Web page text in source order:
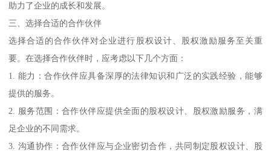
助力了企业的成长和发展。
三、选择合适的合作伙伴
选择合适的合作伙伴对企业进行股权设计、股权激励服务至关重
要。在选择合作伙伴时，应考虑以下几个方面：
1. 能力：合作伙伴应具备深厚的法律知识和广泛的实践经验，能够
提供的服务。
2. 服务范围：合作伙伴应提供全面的股权设计、股权激励服务，满
足企业的不同需求。
3. 沟通协作：合作伙伴应与企业密切合作，共同制定股权设计、股